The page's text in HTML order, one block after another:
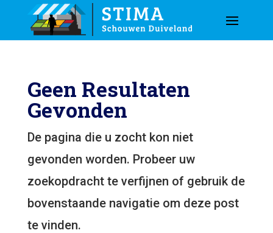
Geen Resultaten
Gevonden
De pagina die u zocht kon niet
gevonden worden. Probeer uw
zoekopdracht te verfijnen of gebruik de
bovenstaande navigatie om deze post
te vinden.